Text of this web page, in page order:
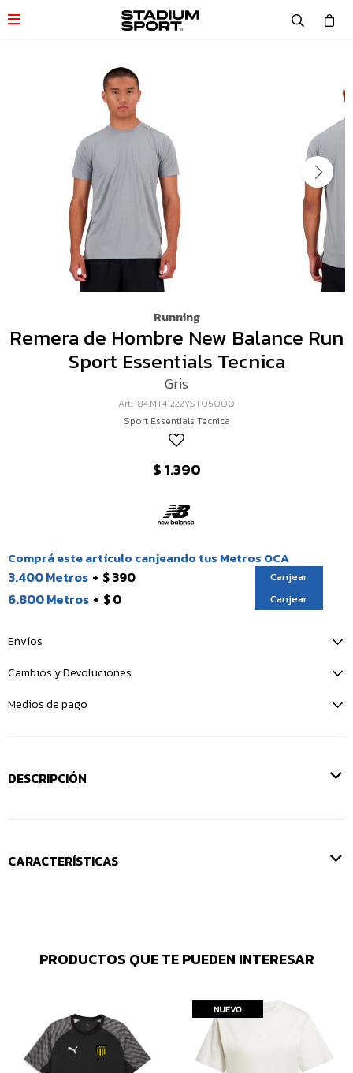

Running
Remera de Hombre New Balance Run
Sport Essentials Tecnica
Gris
184.MT41222YST05000
Sport Essentials Tecnica
$ 1.390
Comprá este artículo canjeando tus Metros OCA
3.400 Metros $ 390 Canjear
6.800 Metros $ 0 Canjear
Envíos
Cambios y Devoluciones
Medios de pago
DESCRIPCIÓN
CARACTERÍSTICAS
PRODUCTOS QUE TE PUEDEN INTERESAR